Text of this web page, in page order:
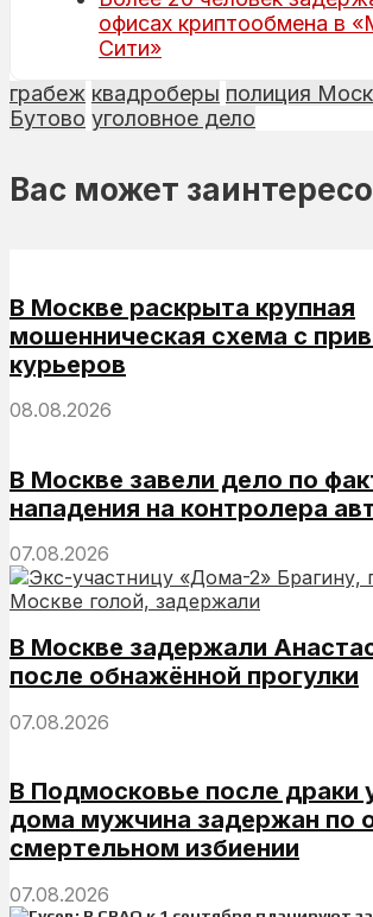
офисах криптообмена в
Сити»
грабеж квадроберы полиция
Бутово уголовное дело
Вас может
В Москве раскрыта крупная
мошенническая схема с
курьеров
08.08.2026
В Москве завели дело по
нападения на контролера
07.08.2026
В Москве задержали
после обнажённой прогулки
07.08.2026
В Подмосковье после драки
дома мужчина задержан по
смертельном избиении
07.08.2026